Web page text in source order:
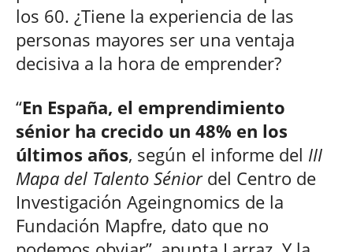
los 60. ¿Tiene la experiencia de las
personas mayores ser una ventaja
decisiva a la hora de emprender?
“En España, el emprendimiento
sénior ha crecido un 48% en los
últimos años, según el informe del III
Mapa del Talento Séniordel Centro de
Investigación Ageingnomics de la
Fundación Mapfre, dato que no